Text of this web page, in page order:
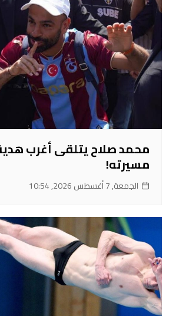
محمد صلاح يتلقى أغرب
مسيرته!
الجمعة, 7 أغسطس 2026, 10:54